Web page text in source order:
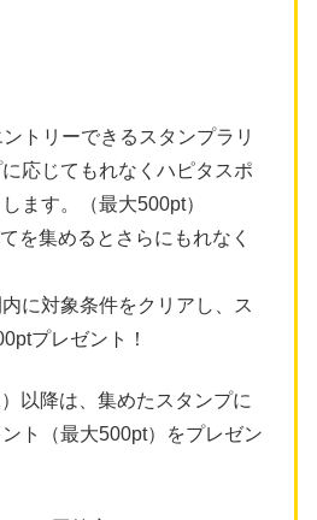
トリーできるスタンプラリ
応じてもれなくハピタスポ
ます。（最大500pt）
を集めるとさらにもれなく
に対象条件をクリアし、ス
プレゼント！
以降は、集めたスタンプに
ト（最大500pt）をプレゼン